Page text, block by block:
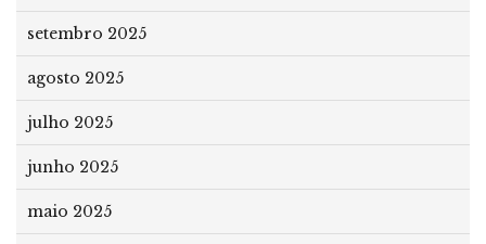
setembro 2025
agosto 2025
julho 2025
junho 2025
maio 2025